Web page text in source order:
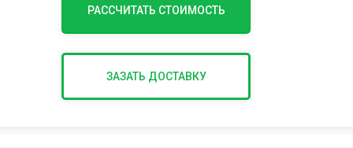
РАССЧИТАТЬ СТОИМОСТЬ
ЗАЗАТЬ ДОСТАВКУ